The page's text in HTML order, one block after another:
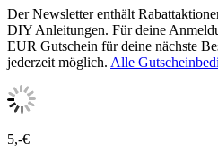
Der Newsletter enthält
DIY Anleitungen. Für deine
EUR Gutschein für deine nächste
jederzeit möglich. Alle
5,-€